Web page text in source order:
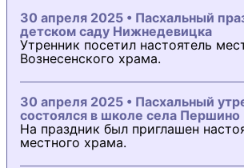
30 апреля 2025 • Пасхальный
детском саду Нижнедевицка
Утренник посетил настоятель
Вознесенского храма.
30 апреля 2025 • Пасхальный
состоялся в школе села Першино
На праздник был приглашен
местного храма.